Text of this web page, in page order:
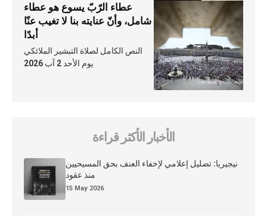
عطاء الرّبّ يسوع هو عطاء
شامل، وأنّ عنايته بنا لا تغيب عنّا
أبدًا
النص الكامل لصلاة التبشير الملائكي
يوم الأحد 2 آب 2026
الأخبار الأكثر قراءة
نيجيريا: تضليل إعلامي لإخفاء العنف بحق المسيحيين
منذ عقود
15 May 2026